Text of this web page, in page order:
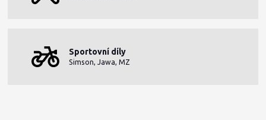
Sportovní díly
Simson, Jawa, MZ